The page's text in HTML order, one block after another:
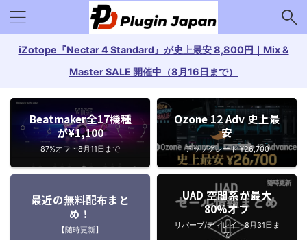
iZotope『Nectar 4 Standard』が史上最安 8,800円｜Mix &
Master SALE 開催中（8月16日まで）
Beatmaker全17機種
が¥1,100
87%オフ・8月11日まで
Ozone 12 Adv 史上最
安
アップグレード ¥26,700
最近の無料配布まと
め！
【随時更新】
UAD 空間系が最大
80%オフ
リバーブ/ディレイ・8月31日ま
で